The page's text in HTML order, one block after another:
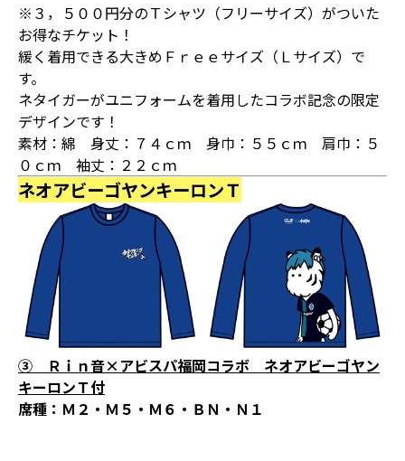
※３，５００円分のＴシャツ（フリーサイズ）がついた
お得なチケット！
緩く着用できる大きめＦｒｅｅサイズ（Ｌサイズ）で
す。
ネタイガーがユニフォームを着用したコラボ記念の限定
デザインです！
素材：綿 身丈：７４ｃｍ 身巾：５５ｃｍ 肩巾：５
０ｃｍ 袖丈：２２ｃｍ
ネオアビーゴヤンキーロンＴ
③ Ｒｉｎ音×アビスパ福岡コラボ ネオアビーゴヤン
キーロンＴ付
席種：Ｍ２・Ｍ５・Ｍ６・ＢＮ・Ｎ１